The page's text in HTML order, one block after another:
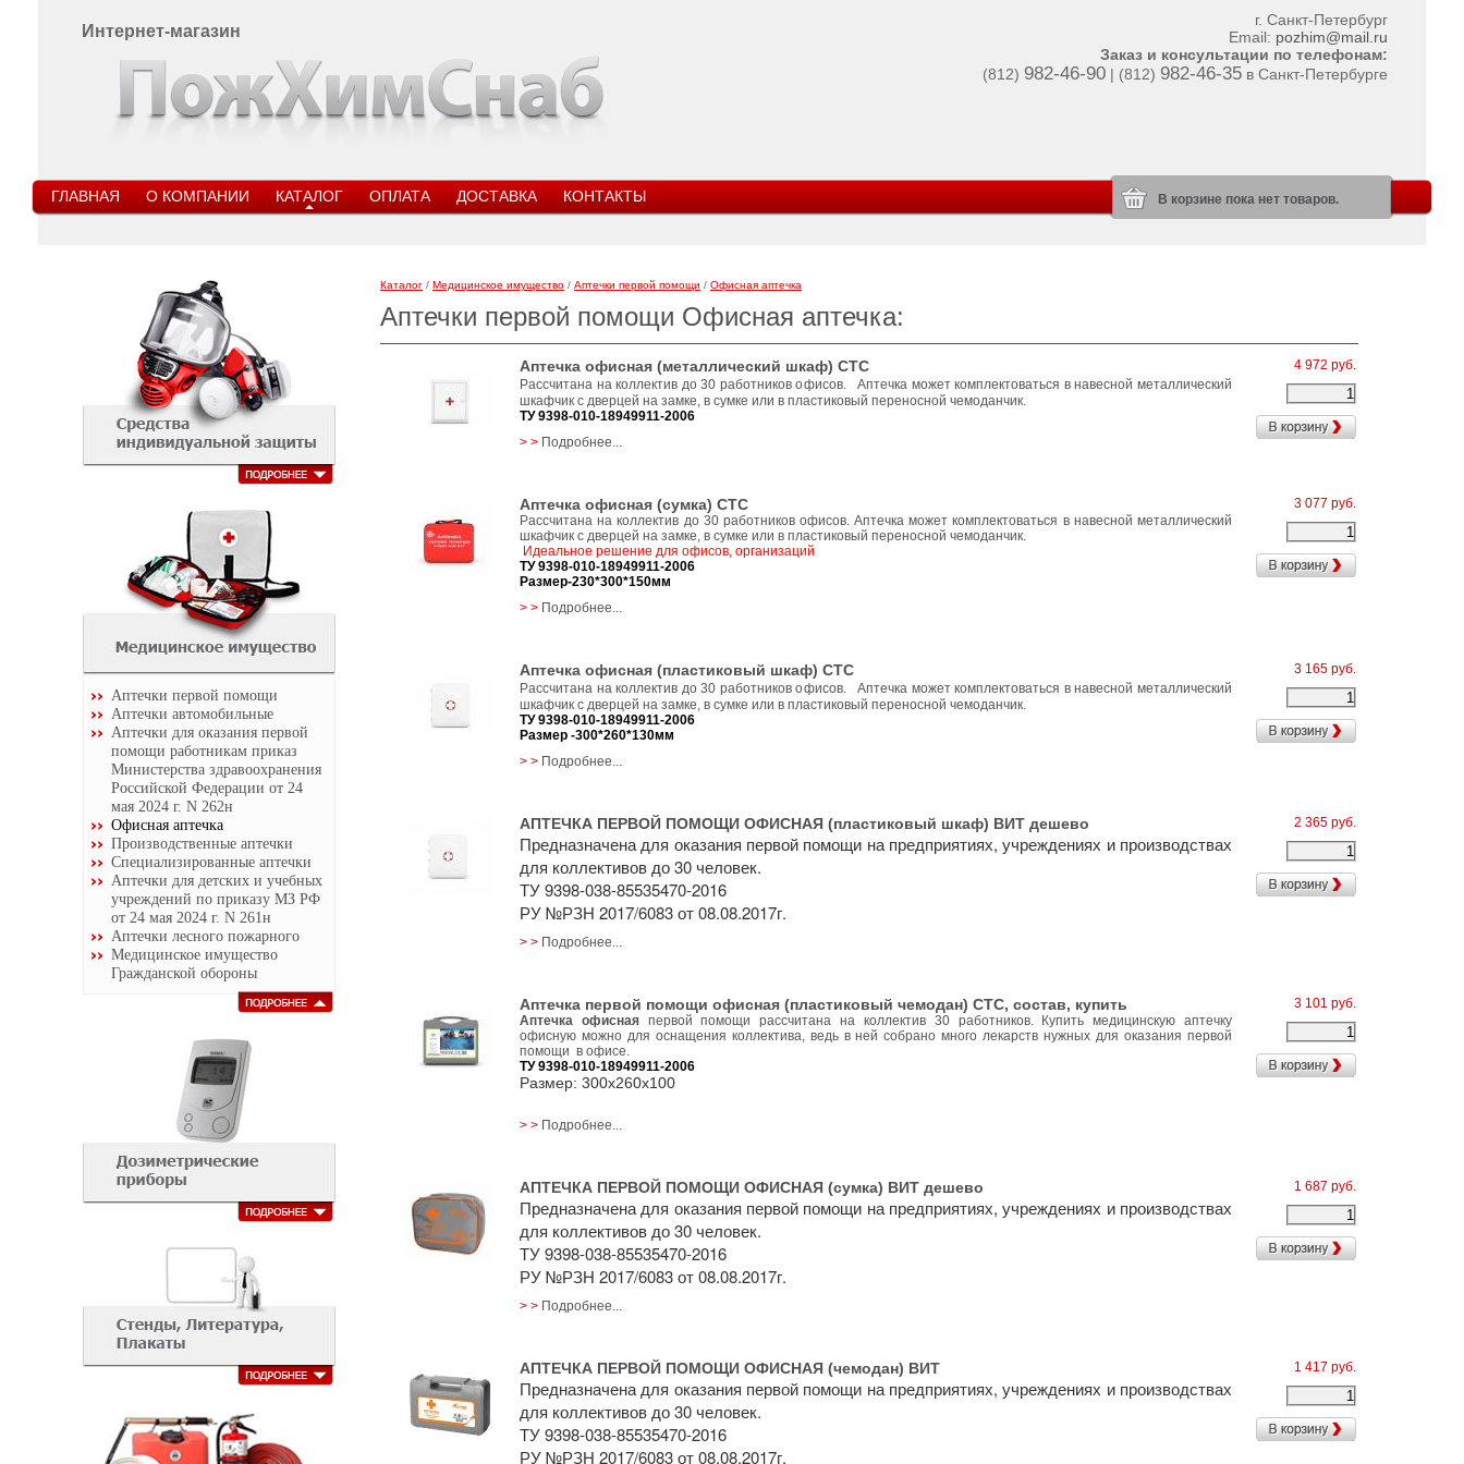
Интернет-магазин
г. Санкт-Петербург
Email: pozhim@mail.ru
Заказ и консультации по телефонам:
(812) 982-46-90 | (812) 982-46-35 в Санкт-Петербурге
ГЛАВНАЯ О КОМПАНИИ КАТАЛОГ ОПЛАТА ДОСТАВКА КОНТАКТЫ В корзине пока нет товаров.
Аптечки первой помощи
Аптечки автомобильные
Аптечки для оказания первой
помощи работникам приказ
Министерства здравоохранения
Российской Федерации от 24
мая 2024 г. N 262н
Офисная аптечка
Производственные аптечки
Специализированные аптечки
Аптечки для детских и учебных
учреждений по приказу МЗ РФ
от 24 мая 2024 г. N 261н
Аптечки лесного пожарного
Медицинское имущество
Гражданской обороны
Каталог / Медицинское имущество / Аптечки первой помощи / Офисная аптечка
Аптечки первой помощи Офисная аптечка:
Аптечка офисная (металлический шкаф) СТС
Рассчитана на коллектив до 30 работников офисов. Аптечка может комплектоваться в навесной металлический
шкафчик с дверцей на замке, в сумке или в пластиковый переносной чемоданчик.
ТУ 9398-010-18949911-2006
> > Подробнее...
4 972 руб.
Аптечка офисная (сумка) СТС
Рассчитана на коллектив до 30 работников офисов. Аптечка может комплектоваться в навесной металлический
шкафчик с дверцей на замке, в сумке или в пластиковый переносной чемоданчик.
Идеальное решение для офисов, организаций
ТУ 9398-010-18949911-2006
Размер-230*300*150мм
> > Подробнее...
3 077 руб.
Аптечка офисная (пластиковый шкаф) СТС
Рассчитана на коллектив до 30 работников офисов. Аптечка может комплектоваться в навесной металлический
шкафчик с дверцей на замке, в сумке или в пластиковый переносной чемоданчик.
ТУ 9398-010-18949911-2006
Размер -300*260*130мм
> > Подробнее...
3 165 руб.
АПТЕЧКА ПЕРВОЙ ПОМОЩИ ОФИСНАЯ (пластиковый шкаф) ВИТ дешево
Предназначена для оказания первой помощи на предприятиях, учреждениях и производствах
для коллективов до 30 человек.
ТУ 9398-038-85535470-2016
РУ №РЗН 2017/6083 от 08.08.2017г.
> > Подробнее...
2 365 руб.
Аптечка первой помощи офисная (пластиковый чемодан) СТС, состав, купить
Аптечка офиснаяпервой помощи рассчитана на коллектив 30 работников.
Купить медицинскую аптечку
офисную можно для оснащения коллектива, ведь в ней собрано много лекарств нужных для оказания первой
помощи в офисе.
ТУ 9398-010-18949911-2006
Размер: 300х260х100
> > Подробнее...
3 101 руб.
АПТЕЧКА ПЕРВОЙ ПОМОЩИ ОФИСНАЯ (сумка) ВИТ дешево
Предназначена для оказания первой помощи на предприятиях, учреждениях и производствах
для коллективов до 30 человек.
ТУ 9398-038-85535470-2016
РУ №РЗН 2017/6083 от 08.08.2017г.
> > Подробнее...
1 687 руб.
АПТЕЧКА ПЕРВОЙ ПОМОЩИ ОФИСНАЯ (чемодан) ВИТ
Предназначена для оказания первой помощи на предприятиях, учреждениях и производствах
для коллективов до 30 человек.
ТУ 9398-038-85535470-2016
РУ №РЗН 2017/6083 от 08.08.2017г.
1 417 руб.